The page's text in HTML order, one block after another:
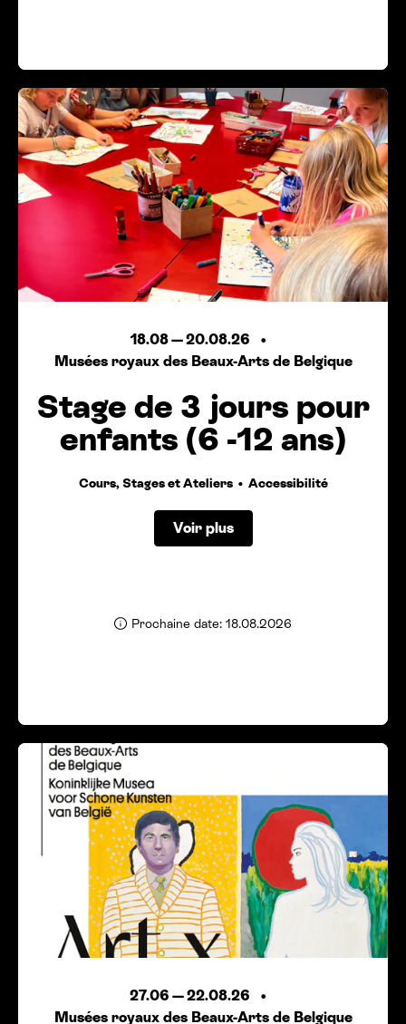
18.08—20.08.26
Musées royaux des Beaux-Arts de Belgique
Stage de 3 jours pour
enfants (6 -12 ans)
Cours, Stages et Ateliers Accessibilité
Voir plus
Prochaine date: 18.08.2026
27.06 —22.08.26
Musées royaux des Beaux-Arts de Belgique